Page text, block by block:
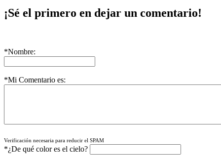
¡Sé el primero en dejar un comentario!
*Nombre:
*Mi Comentario es:
Verificación necesaria para reducir el SPAM
*¿De qué color es el cielo?